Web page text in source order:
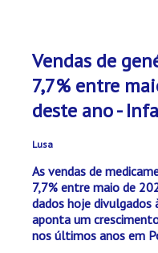
Vendas de
7,7% entre
deste ano -
Lusa
As vendas de
7,7% entre maio de
dados hoje divulgados
aponta um
nos últimos anos em